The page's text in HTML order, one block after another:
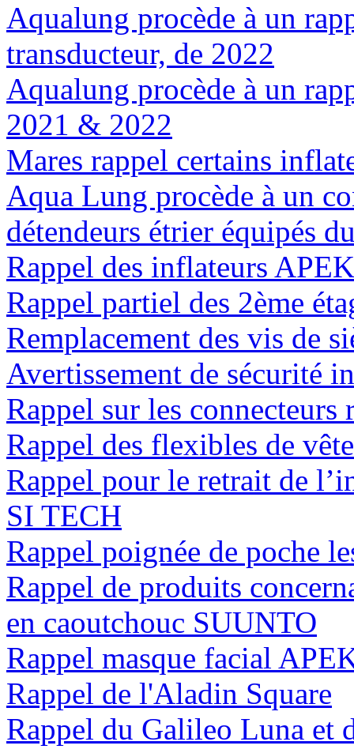
Aqualung procède à un
transducteur, de 2022
Aqualung procède à un
2021 & 2022
Mares rappel certains
Aqua Lung procède à un
détendeurs étrier équipés
Rappel des inflateurs
Rappel partiel des 2ème
Remplacement des vis de
Avertissement de sécurité
Rappel sur les connecteurs
Rappel des flexibles de
Rappel pour le retrait de
SI TECH
Rappel poignée de poche
Rappel de produits
en caoutchouc SUUNTO
Rappel masque facial
Rappel de l'Aladin Square
Rappel du Galileo Luna et